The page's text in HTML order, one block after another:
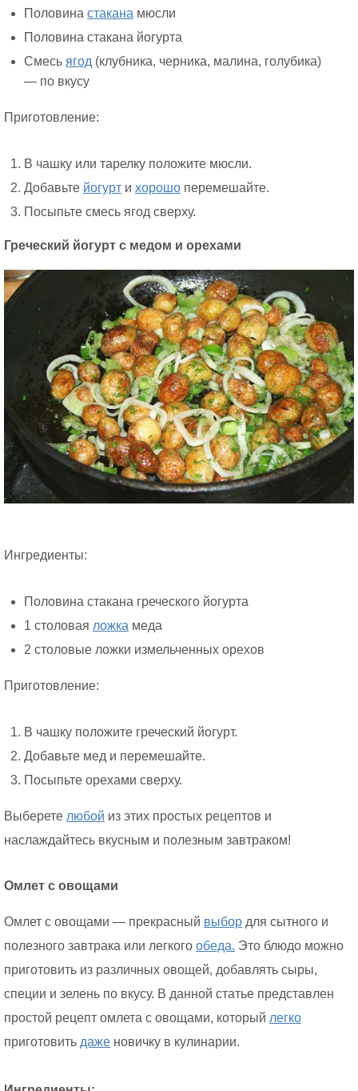
Половина стакана мюсли
Половина стакана йогурта
Смесь ягод (клубника, черника, малина, голубика)
— по вкусу
Приготовление:
В чашку или тарелку положите мюсли.
Добавьте йогурт и хорошо перемешайте.
Посыпьте смесь ягод сверху.
Греческий йогурт с медом и орехами
Ингредиенты:
Половина стакана греческого йогурта
1 столовая ложка меда
2 столовые ложки измельченных орехов
Приготовление:
В чашку положите греческий йогурт.
Добавьте мед и перемешайте.
Посыпьте орехами сверху.
Выберете любой из этих простых рецептов и
наслаждайтесь вкусным и полезным завтраком!
Омлет с овощами
Омлет с овощами — прекрасный выбор для сытного и
полезного завтрака или легкого обеда. Это блюдо можно
приготовить из различных овощей, добавлять сыры,
специи и зелень по вкусу. В данной статье представлен
простой рецепт омлета с овощами, который легко
приготовить даже новичку в кулинарии.